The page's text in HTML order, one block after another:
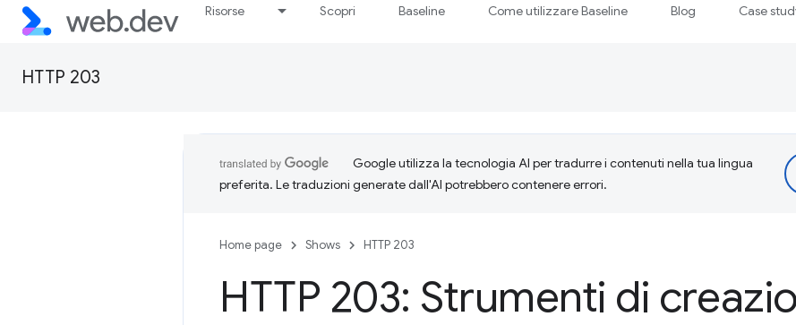
Risorse Scopri Baseline Come utilizzare Baseline Blog Case
HTTP 203
Google utilizza la tecnologia AI per tradurre i contenuti nella tua lingua
preferita. Le traduzioni generate dall'AI potrebbero contenere errori.
Home page Shows HTTP 203
HTTP 203: Strumenti di